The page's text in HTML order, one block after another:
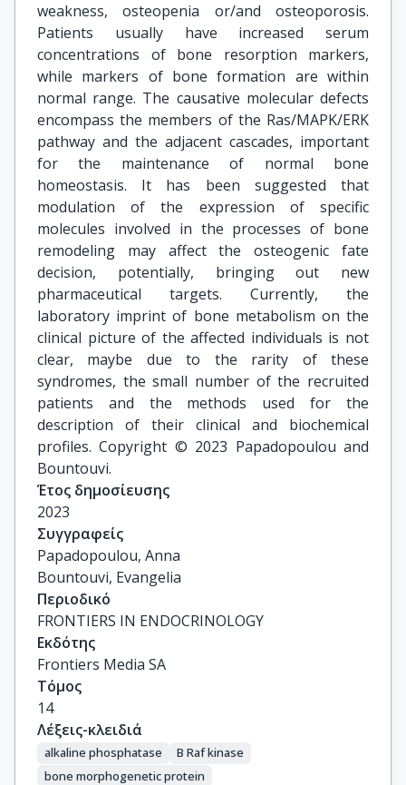
weakness, osteopenia or/and osteoporosis.
Patients usually have increased serum
concentrations of bone resorption markers,
while markers of bone formation are within
normal range. The causative molecular defects
encompass the members of the Ras/MAPK/ERK
pathway and the adjacent cascades, important
for the maintenance of normal bone
homeostasis. It has been suggested that
modulation of the expression of specific
molecules involved in the processes of bone
remodeling may affect the osteogenic fate
decision, potentially, bringing out new
pharmaceutical targets. Currently, the
laboratory imprint of bone metabolism on the
clinical picture of the affected individuals is not
clear, maybe due to the rarity of these
syndromes, the small number of the recruited
patients and the methods used for the
description of their clinical and biochemical
profiles. Copyright © 2023 Papadopoulou and
Bountouvi.
Έτος δημοσίευσης
2023
Συγγραφείς
Papadopoulou, Anna
Bountouvi, Evangelia
Περιοδικό
FRONTIERS IN ENDOCRINOLOGY
Εκδότης
Frontiers Media SA
Τόμος
14
Λέξεις-κλειδιά
alkaline phosphatase
B Raf kinase
bone morphogenetic protein